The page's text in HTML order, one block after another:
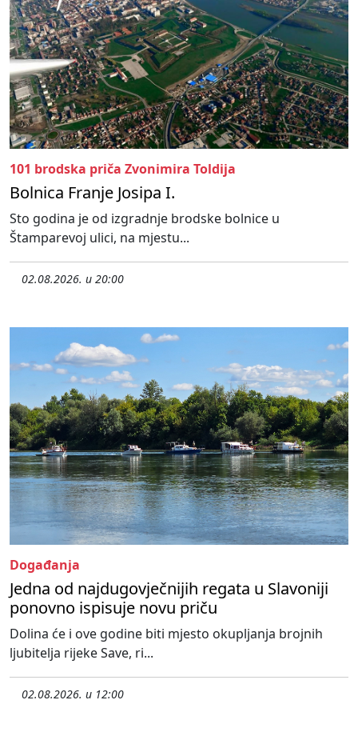
101 brodska priča Zvonimira Toldija
Bolnica Franje Josipa I.
Sto godina je od izgradnje brodske bolnice u
Štamparevoj ulici, na mjestu...
02.08.2026. u 20:00
Događanja
Jedna od najdugovječnijih regata u Slavoniji
ponovno ispisuje novu priču
Dolina će i ove godine biti mjesto okupljanja brojnih
ljubitelja rijeke Save, ri...
02.08.2026. u 12:00